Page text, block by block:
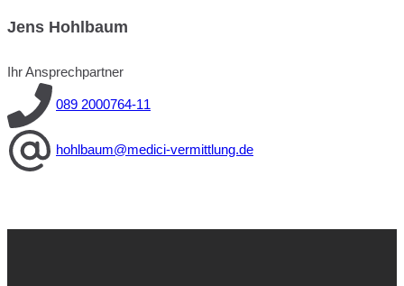
Jens Hohlbaum
Ihr Ansprechpartner
089 2000764-11
hohlbaum@medici-vermittlung.de